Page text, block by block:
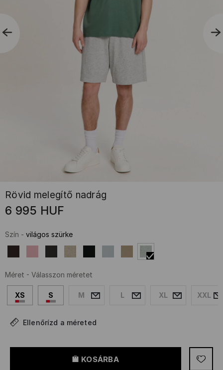
Rövid melegítő nadrág
6 995 HUF
Szín - világos szürke
Méret - Válasszon méretet
XS S M L XL XXL
Ellenőrízd a méreted
KOSÁRBA